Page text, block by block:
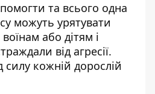
та всього одна
можуть урятувати
або дітям і
від агресії.
силу кожній дорослій